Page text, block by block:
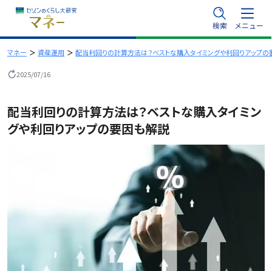
容
を
プ
検索 メニュー
マネー 資産運用 配当利回りの計算方法は？ベストな購入タイミングや利回りアップ
2025/07/16
配当利回りの計算方法は？ベストな購入タイミン
グや利回りアップの要因も解説